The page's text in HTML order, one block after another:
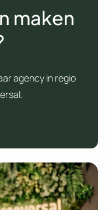
maken
agency in regio